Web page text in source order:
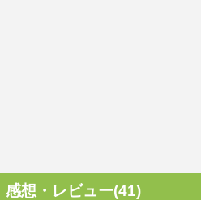
感想・レビュー(41)